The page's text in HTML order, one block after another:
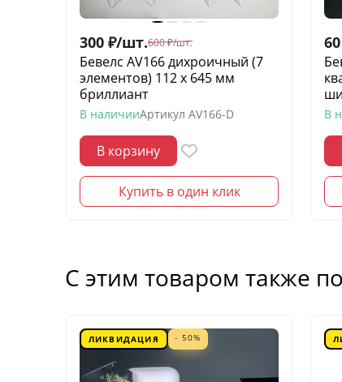
300 ₽/шт.600 ₽/шт.
Бевелс AV166 дихроичный (7
элементов) 112 х 645 мм
бриллиант
В наличииАртикул AV166-D
В корзину
Купить в один клик
60
В
С этим товаром также
ЛИКВИДАЦИЯ - 50%